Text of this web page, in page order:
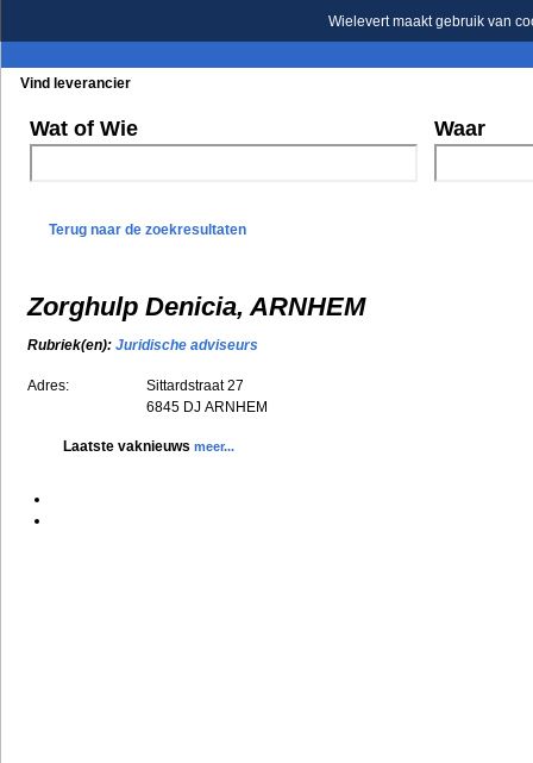
Wielevert maakt gebruik van
Vind leverancier
Wat of Wie Waar
Terug naar de zoekresultaten
Zorghulp Denicia, ARNHEM
Rubriek(en): Juridische adviseurs
Adres:
Sittardstraat 27
6845 DJ ARNHEM
Laatste vaknieuws meer...